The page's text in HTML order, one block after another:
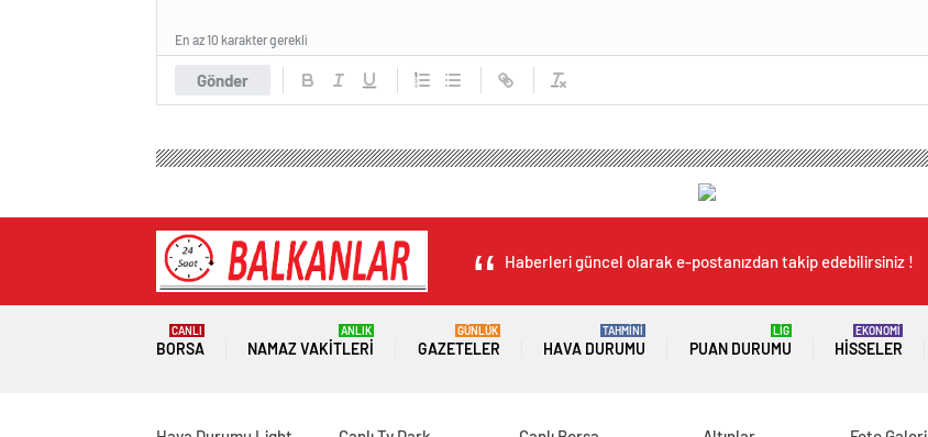
Gönder
En az 10 karakter gerekli
Haberleri güncel olarak e-postanızdan takip edebilirsiniz !
BORSA
CANLI
NAMAZ VAKITLERI
ANLIK
GAZETELER
GÜNLÜK
HAVA DURUMU
TAHMİNİ
PUAN DURUMU
LİG
HISSELER
EKONOMİ